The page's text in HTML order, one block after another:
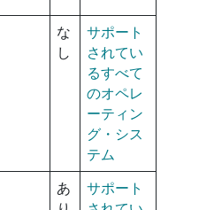
な
し
サポート
されてい
るすべて
のオペレ
ーティン
グ・シス
テム
あ
サポート